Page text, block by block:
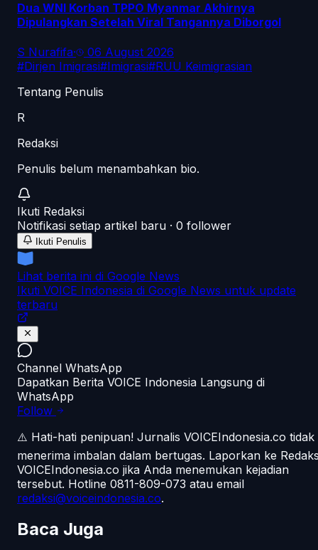
Dua WNI Korban TPPO Myanmar Akhirnya
Dipulangkan Setelah Viral Tangannya Diborgol
S Nurafifa·
06 August 2026
#Dirjen Imigrasi#Imigrasi#RUU Keimigrasian
Tentang Penulis
R
Redaksi
Penulis belum menambahkan bio.
Ikuti Redaksi
Notifikasi setiap artikel baru · 0 follower
Ikuti Penulis
Lihat berita ini di Google News
Ikuti VOICE Indonesia di Google News untuk update
terbaru
Channel WhatsApp
Dapatkan Berita VOICE Indonesia Langsung di
WhatsApp
Follow
⚠️ Hati-hati penipuan! Jurnalis VOICEIndonesia.co tidak
menerima imbalan dalam bertugas. Laporkan ke
VOICEIndonesia.co jika Anda menemukan kejadian
tersebut. Hotline 0811-809-073 atau email
redaksi@voiceindonesia.co.
Baca Juga